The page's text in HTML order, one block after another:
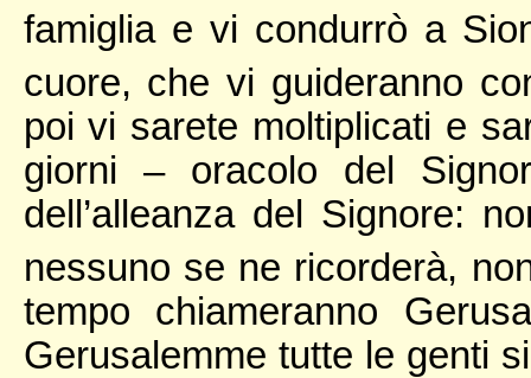
famiglia e vi condurrò a
cuore, che vi guideranno
poi vi sarete moltiplicati e
giorni – oracolo del
dell’alleanza del Signore:
nessuno se ne ricorderà,
tempo chiameranno
Gerusalemme tutte le genti